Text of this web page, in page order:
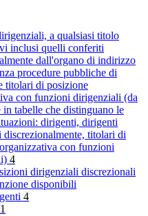
a qualsiasi titolo
inclusi quelli conferiti
dall'organo di indirizzo
procedure pubbliche di
titolari di posizione
con funzioni dirigenziali (da
in tabelle che distinguano le
dirigenti, dirigenti
titolari di
con funzioni
4
dirigenziali discrezionali
disponibili
4
1